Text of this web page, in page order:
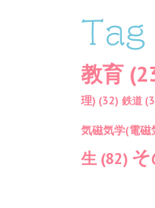
Tag
教育
理) (32) 鉄道
気磁気学(電磁
生 (82)